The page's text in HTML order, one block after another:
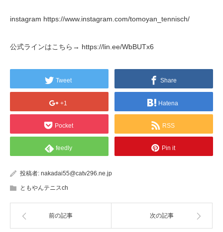
instagram https://www.instagram.com/tomoyan_tennisch/
公式ラインはこちら→ https://lin.ee/WbBUTx6
Tweet Share
+1 Hatena
Pocket RSS
feedly Pin it
投稿者: nakadai55@catv296.ne.jp
ともやんテニスch
前の記事 次の記事